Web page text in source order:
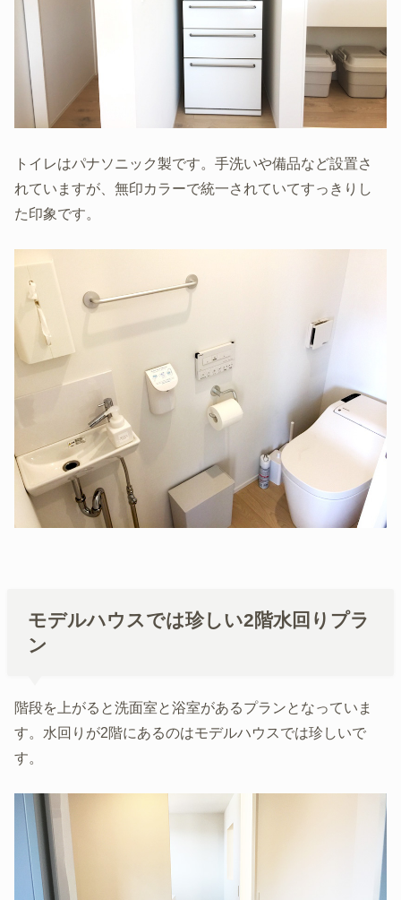
トイレはパナソニック製です。手洗いや備品など設置さ
れていますが、無印カラーで統一されていてすっきりし
た印象です。
モデルハウスでは珍しい2階水回りプラ
ン
階段を上がると洗面室と浴室があるプランとなっていま
す。水回りが2階にあるのはモデルハウスでは珍しいで
す。